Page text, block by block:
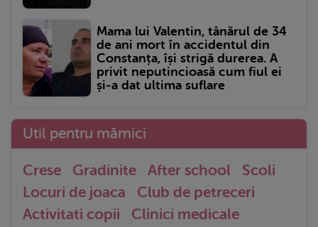
Mama lui Valentin, tânărul de 34
de ani mort în accidentul din
Constanța, își strigă durerea. A
privit neputincioasă cum fiul ei
și-a dat ultima suflare
Util pentru mămici
Crese Gradinite After school
Scoli
Locuri de joaca
Club de petreceri
Activitati copii
Clinici medicale